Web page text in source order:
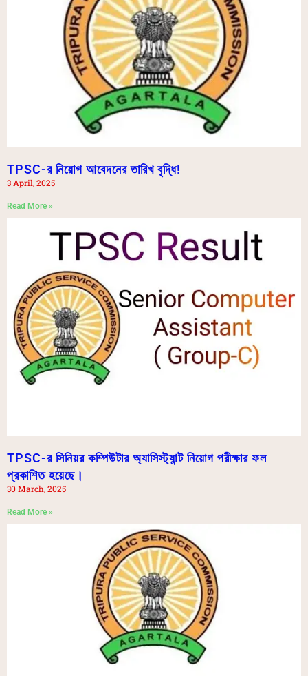
TPSC-র নিয়োগ আবেদনের তারিখ বৃদ্ধি!
3 April, 2025
Read More »
TPSC-র সিনিয়র কম্পিউটার অ্যাসিস্ট্যান্ট নিয়োগ পরীক্ষার ফল
প্রকাশিত হয়েছে।
30 March, 2025
Read More »